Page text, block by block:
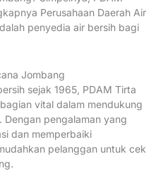
Perusahaan Daerah Air
penyedia air bersih bagi
Jombang
sejak 1965, PDAM Tirta
vital dalam mendukung
pengalaman yang
dan memperbaiki
pelanggan untuk cek